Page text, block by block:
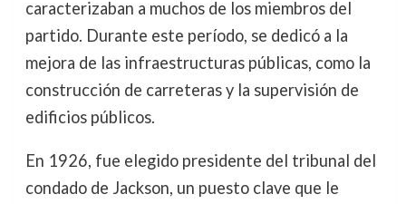
caracterizaban a muchos de los miembros del
partido. Durante este período, se dedicó a la
mejora de las infraestructuras públicas, como la
construcción de carreteras y la supervisión de
edificios públicos.
En 1926, fue elegido presidente del tribunal del
condado de Jackson, un puesto clave que le